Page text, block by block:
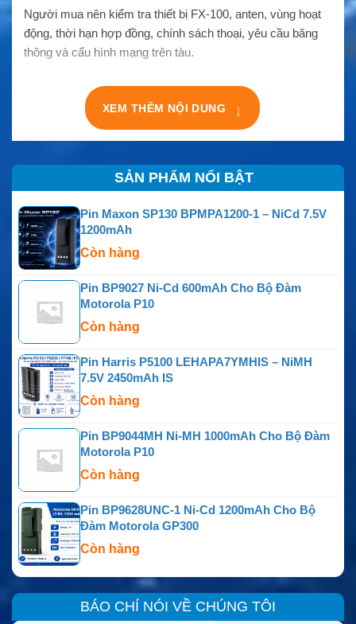
Người mua nên kiểm tra thiết bị FX-100, anten, vùng hoạt
động, thời hạn hợp đồng, chính sách thoại, yêu cầu băng
thông và cấu hình mạng trên tàu.
XEM THÊM NỘI DUNG ↓
SẢN PHẨM NỔI BẬT
Pin Maxon SP130 BPMPA1200-1 – NiCd 7.5V
1200mAh
Còn hàng
Pin BP9027 Ni-Cd 600mAh Cho Bộ Đàm
Motorola P10
Còn hàng
Pin Harris P5100 LEHAPA7YMHIS – NiMH
7.5V 2450mAh IS
Còn hàng
Pin BP9044MH Ni-MH 1000mAh Cho Bộ Đàm
Motorola P10
Còn hàng
Pin BP9628UNC-1 Ni-Cd 1200mAh Cho Bộ
Đàm Motorola GP300
Còn hàng
BÁO CHÍ NÓI VỀ CHÚNG TÔI